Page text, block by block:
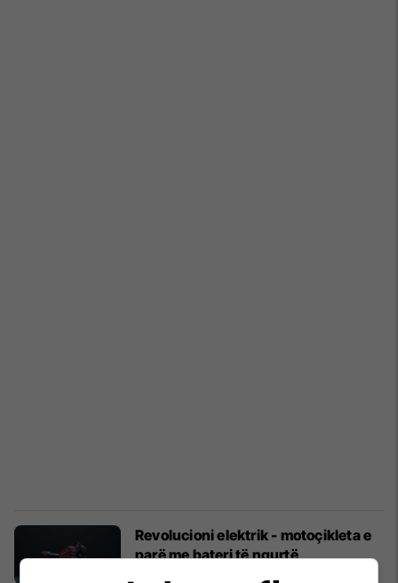
Revolucioni elektrik - motoçikleta e
parë me bateri të ngurtë